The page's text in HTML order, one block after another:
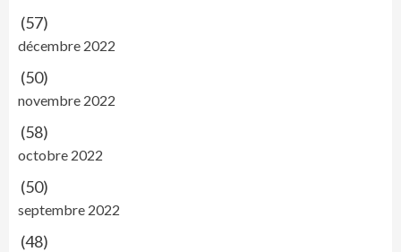
(57)
décembre 2022
(50)
novembre 2022
(58)
octobre 2022
(50)
septembre 2022
(48)